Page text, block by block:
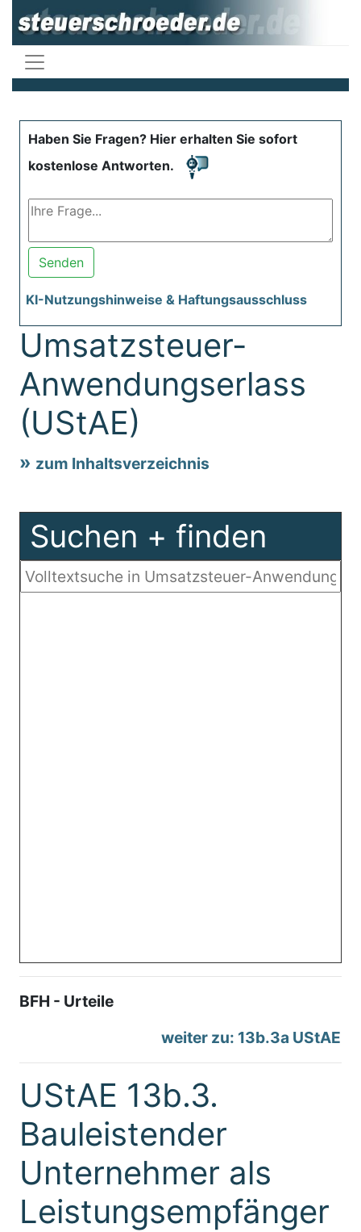
Haben Sie Fragen? Hier erhalten Sie sofort
kostenlose Antworten.
Senden
KI-Nutzungshinweise & Haftungsausschluss
Umsatzsteuer-
Anwendungserlass
(UStAE)
zum Inhaltsverzeichnis
Suchen + finden
BFH - Urteile
weiter zu: 13b.3a UStAE
UStAE 13b.3.
Bauleistender
Unternehmer als
Leistungsempfänger